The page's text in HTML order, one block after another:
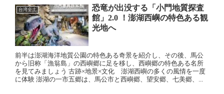
台湾全土
恐竜が出没する「小門地質探査
館」2.0 ！澎湖西嶼の特色ある観
光地へ
前半は澎湖海洋地質公園の特色ある奇景を紹介し、その後、馬公
から旧称「漁翁島」の西嶼郷に足を移し、西嶼郷の特色ある名所
を見てみましょう 古跡×地景×文化 澎湖西嶼の多くの風情を一度
に体験 澎湖の一市五郷は、馬公市と西嶼郷、望安郷、七美郷、...